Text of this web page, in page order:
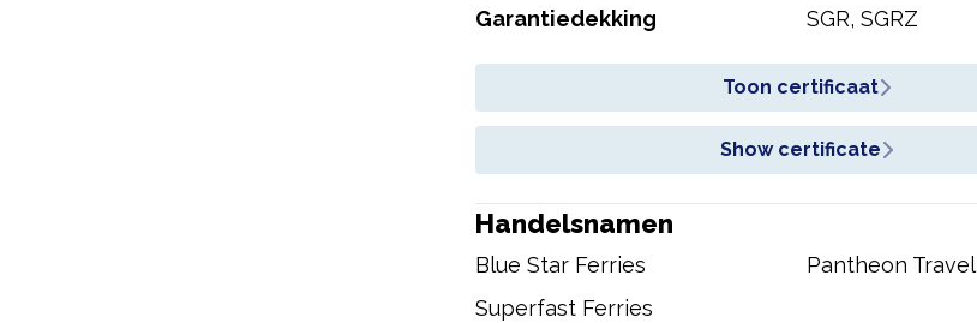
Garantiedekking SGR, SGRZ
Toon certificaat
Show certificate
Handelsnamen
Blue Star Ferries
Pantheon Travel
Superfast Ferries